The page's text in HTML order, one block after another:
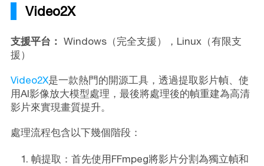
Video2X
支援平台： Windows（完全支援），Linux（有限支
援）
Video2X是一款熱門的開源工具，透過提取影片幀、使
用AI影像放大模型處理，最後將處理後的幀重建為高清
影片來實現畫質提升。
處理流程包含以下幾個階段：
幀提取：首先使用FFmpeg將影片分割為獨立幀和